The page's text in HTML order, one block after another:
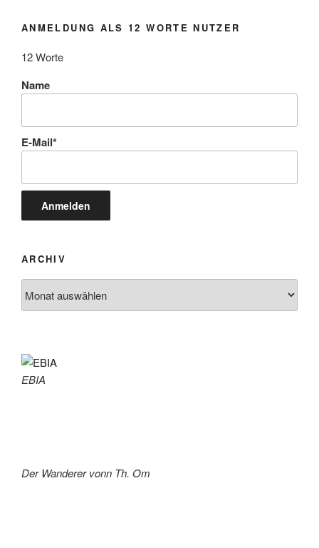
ANMELDUNG ALS 12 WORTE NUTZER
12 Worte
Name
E-Mail*
ARCHIV
EBIA
Der Wanderer vonn Th. Om